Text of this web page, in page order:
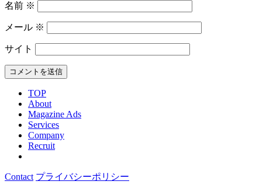
名前 ※
メール ※
サイト
TOP
About
Magazine Ads
Services
Company
Recruit
Contact プライバシーポリシー